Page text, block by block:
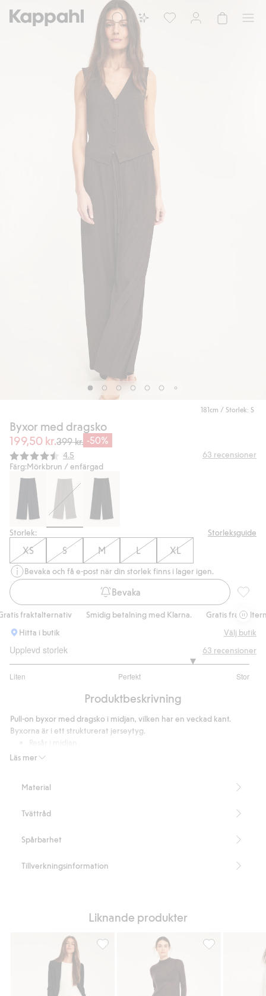
181cm / Storlek: S
Byxor med dragsko
199,50 kr.399 kr. -50%
Snittbetyg:
4.5 63 recensioner
Färg:Mörkbrun / enfärgad
Storlek: Storleksguide
XS S M L XL
Bevaka och få e-post när din storlek finns i lager igen.
Bevaka
fraktalternativ Smidig betalning med Klarna.
Gratis
Hitta i butik
Välj butik
Upplevd storlek
Liten Perfekt Stor
utav
49
betyg
63 recensioner
Produktbeskrivning
Läs mer
Pull-on byxor med dragsko i midjan, vilken har en veckad kant.
Byxorna är i ett strukturerat jerseytyg.
Innerbenslängd 74,5 cm i storlek S
Blended Recycled Polyester
Material
Tvättråd
Spårbarhet
Tillverkningsinformation
Liknande produkter
Satinbyxor, Lägg till i favoriterSatinbyxor,